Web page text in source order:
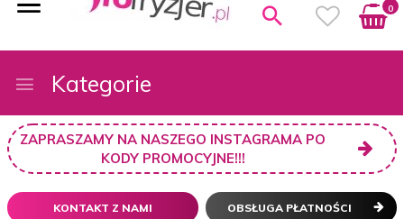
0
Kategorie
ZAPRASZAMY NA NASZEGO INSTAGRAMA PO
KODY PROMOCYJNE!!!
KONTAKT Z NAMI OBSŁUGA PŁATNOŚCI